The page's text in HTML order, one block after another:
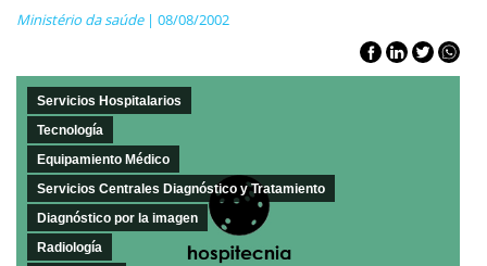
Ministério da saúde| 08/08/2002
Servicios Hospitalarios
Tecnología
Equipamiento Médico
Servicios Centrales Diagnóstico y Tratamiento
Diagnóstico por la imagen
Radiología